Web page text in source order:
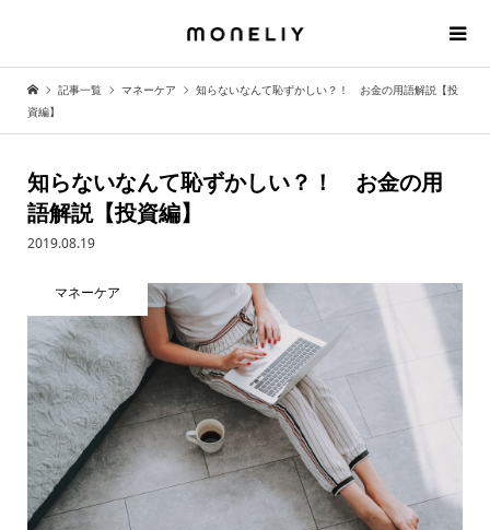
記事一覧 マネーケア
知らないなんて恥ずかしい？！ お金の用語解説【投
資編】
知らないなんて恥ずかしい？！ お金の用
語解説【投資編】
2019.08.19
マネーケア